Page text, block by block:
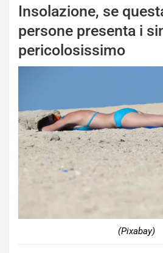
Insolazione, se
persone presenta i
pericolosissimo
(Pixabay)